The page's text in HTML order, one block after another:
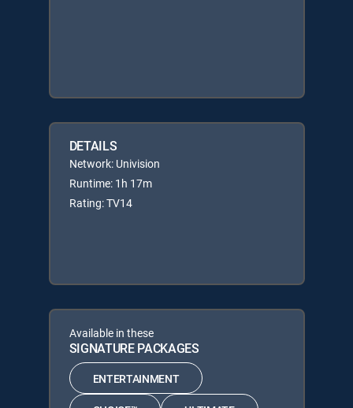
DETAILS
Network: Univision
Runtime: 1h 17m
Rating: TV14
Available in these
SIGNATURE PACKAGES
ENTERTAINMENT